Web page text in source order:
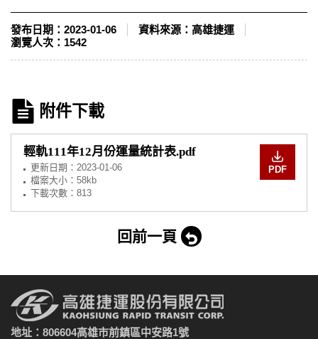
發布日期： 2023-01-06 資料來源： 高雄捷運
瀏覽人次： 1542
附件下載
輕軌111年12月份運量統計表.pdf
更新日期： 2023-01-06
檔案大小：58kb
下載次數：813
PDF
回前一頁
地址：806604高雄市前鎮區中安路1號